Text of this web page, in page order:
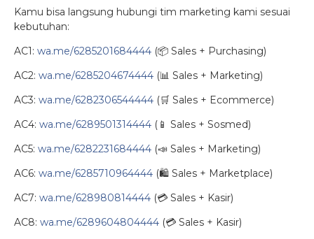
Kamu bisa langsung hubungi tim marketing kami sesuai
kebutuhan:
AC1: wa.me/6285201684444 (📦 Sales + Purchasing)
AC2: wa.me/6285204674444 (📊 Sales + Marketing)
AC3: wa.me/6282306544444 (🛒 Sales + Ecommerce)
AC4: wa.me/6289501314444 (📱 Sales + Sosmed)
AC5: wa.me/6282231684444 (📣 Sales + Marketing)
AC6: wa.me/6285710964444 (🛍️ Sales + Marketplace)
AC7: wa.me/628980814444 (💳 Sales + Kasir)
AC8: wa.me/6289604804444 (💳 Sales + Kasir)